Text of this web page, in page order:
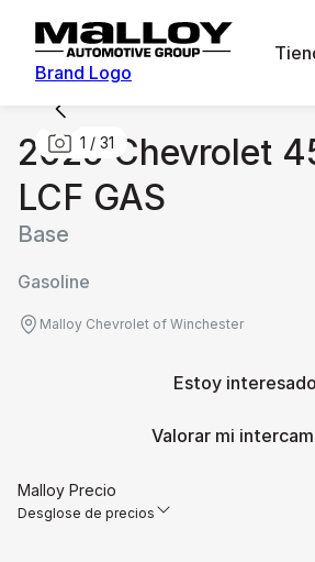
Brand Logo
1 / 31
2025 Chevrolet
LCF GAS
Base
Gasoline
Malloy Chevrolet of Winchester
Estoy interesado
Valorar mi
Malloy Precio
Desglose de precios